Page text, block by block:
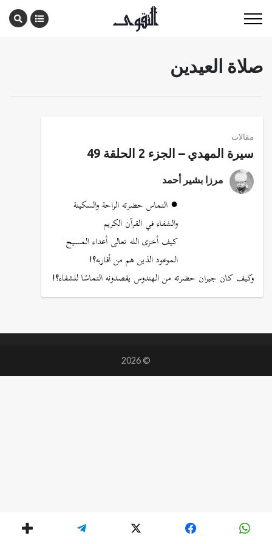
صلاة العيدين
مقالات
سيرة المهدي – الجزء 2 الحلقة 49
مرزا بشير أحمد
● التماس حضرته الراحة والسكينة
والشفاء في القرآن الكريم
كيف أخزى الله تعالى أعداء المسيح
الموعود الذين هم من أقاربه؟!
وكيف كان جيران حضرته من الهندوس يقصدونه التماسًا للشفاء؟!
© 2026